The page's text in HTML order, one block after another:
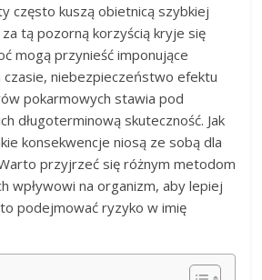
często kuszą obietnicą szybkiej
tą pozorną korzyścią kryje się
mogą przynieść imponujące
niebezpieczeństwo efektu
pokarmowych stawia pod
długoterminową skuteczność. Jak
konsekwencje niosą ze sobą dla
przyjrzeć się różnym metodom
wpływowi na organizm, aby lepiej
podejmować ryzyko w imię